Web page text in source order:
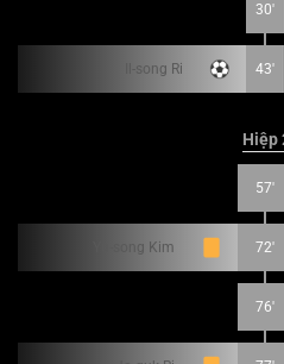
30'
Il-song Ri 43'
Hiệp
57'
Yu-song Kim 72'
76'